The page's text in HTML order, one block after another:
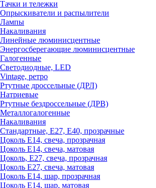
Тачки и тележки
Опрыскиватели и распылители
Лампы
Накаливания
Линейные люминисцентные
Энергосберегающие люминисцентные
Галогенные
Светодиодные, LED
Vintage, ретро
Ртутные дроссельные (ДРЛ)
Натриевые
Ртутные бездроссельные (ДРВ)
Металлогалогенные
Накаливания
Стандартные, Е27, Е40, прозрачные
Цоколь Е14, свеча, прозрачная
Цоколь Е14, свеча, матовая
Цоколь, Е27, свеча, прозрачная
Цоколь Е27, свеча, матовая
Цоколь Е14, шар, прозрачная
Цоколь Е14, шар, матовая